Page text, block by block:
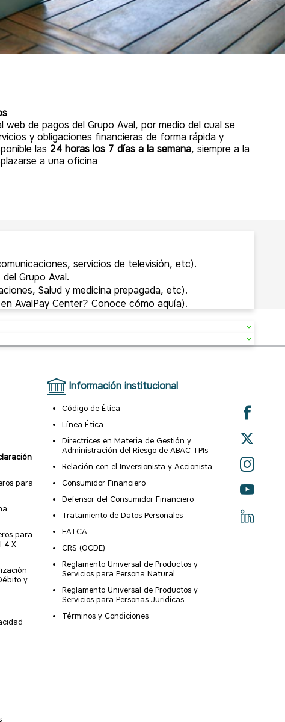
web de pagos del Grupo Aval, por medio del cual se
y obligaciones financieras de forma rápida y
las 24 horas los 7 días a la semana, siempre a la
a una oficina
servicios de televisión, etc).
Grupo Aval.
Salud y medicina prepagada, etc).
AvalPay Center? Conoce cómo aquía).
para
para
4 X
y
Información institucional
Código de Ética
Línea Ética
Directrices en Materia de Gestión y
Administración del Riesgo de ABAC TPIs
Relación con el Inversionista y Accionista
Consumidor Financiero
Defensor del Consumidor Financiero
Tratamiento de Datos Personales
FATCA
CRS (OCDE)
Reglamento Universal de Productos y
Servicios para Persona Natural
Reglamento Universal de Productos y
Servicios para Personas Juridicas
Términos y Condiciones